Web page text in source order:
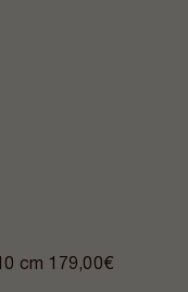
cm 179,00€